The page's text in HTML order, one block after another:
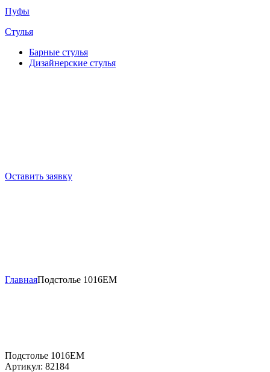
Пуфы
Стулья
Барные cтулья
Дизайнерские cтулья
Оставить заявку
ГлавнаяПодстолье 1016EM
Подстолье 1016EM
Артикул: 82184